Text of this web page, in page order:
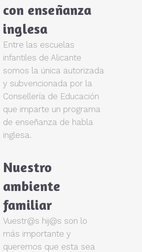
con enseñanza
inglesa
Entre las escuelas
infantiles de Alicante
somos la única autorizada
y subvencionada por la
Consellería de Educación
que imparte un programa
de enseñanza de habla
inglesa.
Nuestro
ambiente
familiar
Vuestr@s hij@s son lo
más importante y
queremos que esta sea